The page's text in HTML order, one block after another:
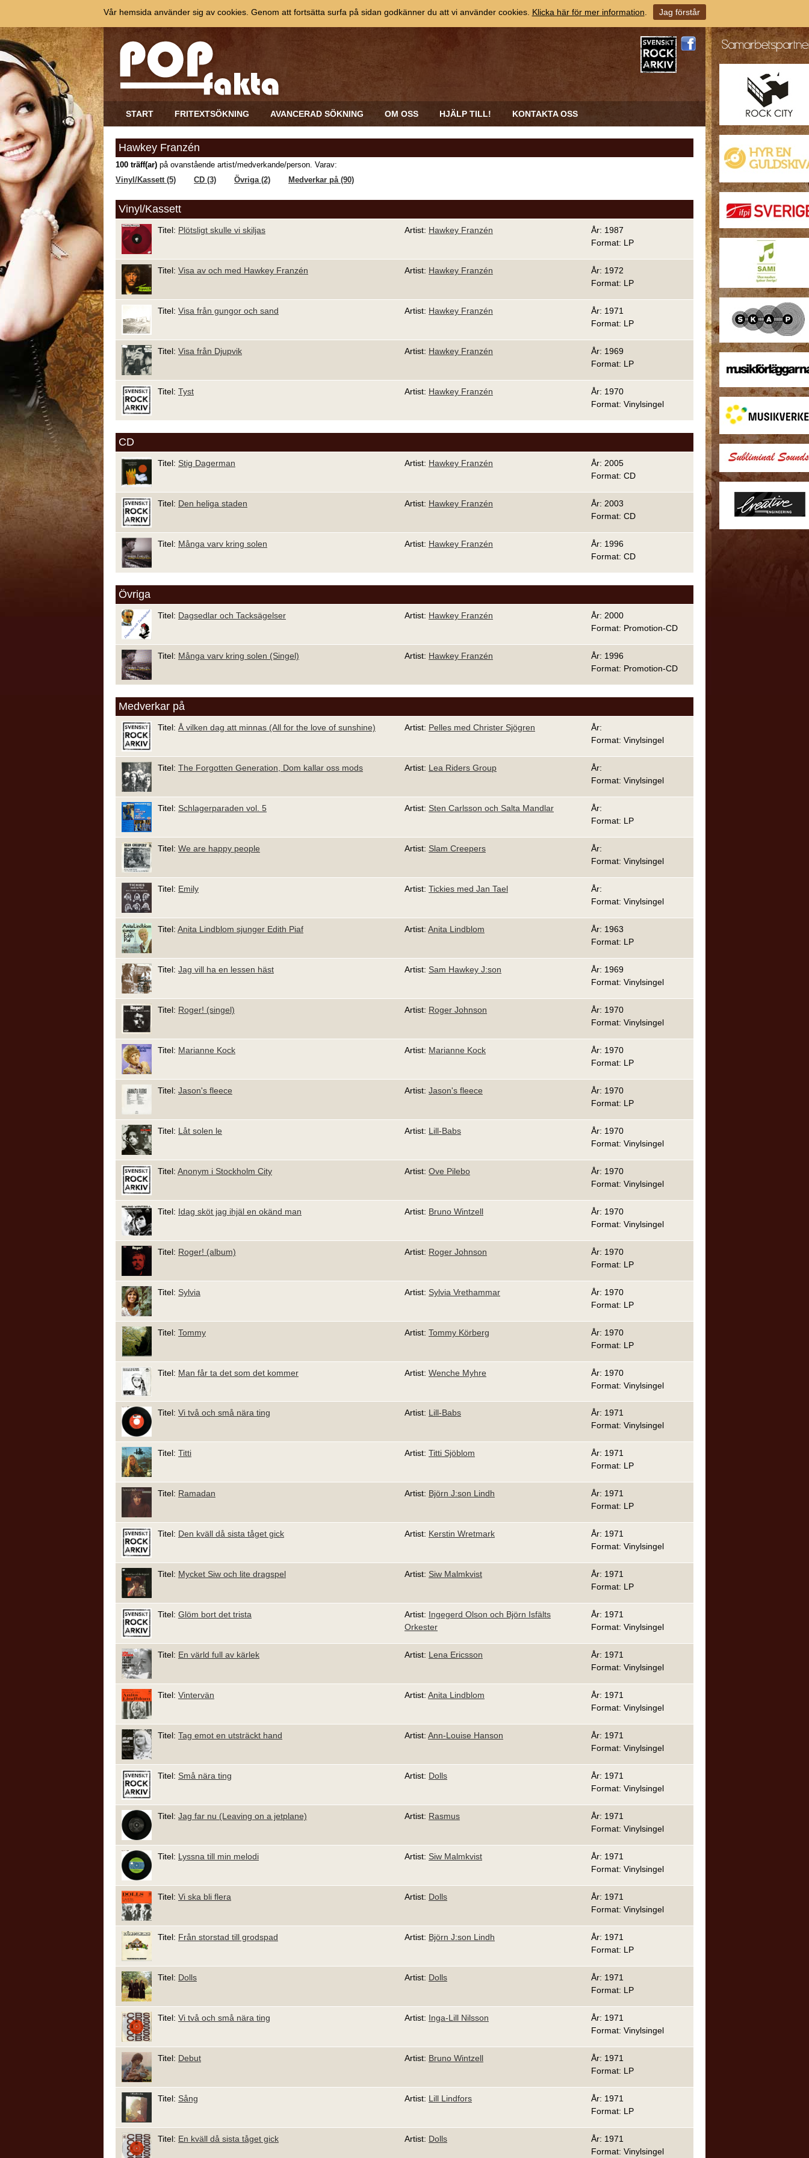
START FRITEXTSÖKNING AVANCERAD SÖKNING OM OSS HJÄLP TILL! KONTAKTA OSS
Hawkey Franzén
100 träff(ar) på ovanstående artist/medverkande/person. Varav:
Vinyl/Kassett (5)
CD (3) Övriga (2) Medverkar på (90)
Vinyl/Kassett
Titel: Plötsligt skulle vi skiljas Artist: Hawkey Franzén
År: 1987
Format: LP
Titel: Visa av och med Hawkey Franzén Artist: Hawkey Franzén
År: 1972
Format: LP
Titel: Visa från gungor och sand Artist: Hawkey Franzén
År: 1971
Format: LP
Titel: Visa från Djupvik Artist: Hawkey Franzén
År: 1969
Format: LP
Titel: Tyst Artist: Hawkey Franzén
År: 1970
Format: Vinylsingel
CD
Titel: Stig Dagerman Artist: Hawkey Franzén
År: 2005
Format: CD
Titel: Den heliga staden Artist: Hawkey Franzén
År: 2003
Format: CD
Titel: Många varv kring solen Artist: Hawkey Franzén
År: 1996
Format: CD
Övriga
Titel: Dagsedlar och Tacksägelser Artist: Hawkey Franzén
År: 2000
Format: Promotion-CD
Titel: Många varv kring solen (Singel) Artist: Hawkey Franzén
År: 1996
Format: Promotion-CD
Medverkar på
Titel: Å vilken dag att minnas (All for the love of sunshine) Artist: Pelles med Christer Sjögren
År:
Format: Vinylsingel
Titel: The Forgotten Generation, Dom kallar oss mods Artist: Lea Riders Group
År:
Format: Vinylsingel
Titel: Schlagerparaden vol. 5 Artist: Sten Carlsson och Salta Mandlar
År:
Format: LP
Titel: We are happy people Artist: Slam Creepers
År:
Format: Vinylsingel
Titel: Emily Artist: Tickies med Jan Tael
År:
Format: Vinylsingel
Titel: Anita Lindblom sjunger Edith Piaf Artist: Anita Lindblom
År: 1963
Format: LP
Titel: Jag vill ha en lessen häst Artist: Sam Hawkey J:son
År: 1969
Format: Vinylsingel
Titel: Roger! (singel) Artist: Roger Johnson
År: 1970
Format: Vinylsingel
Titel: Marianne Kock Artist: Marianne Kock
År: 1970
Format: LP
Titel: Jason's fleece Artist: Jason's fleece
År: 1970
Format: LP
Titel: Låt solen le Artist: Lill-Babs
År: 1970
Format: Vinylsingel
Titel: Anonym i Stockholm City Artist: Ove Pilebo
År: 1970
Format: Vinylsingel
Titel: Idag sköt jag ihjäl en okänd man Artist: Bruno Wintzell
År: 1970
Format: Vinylsingel
Titel: Roger! (album) Artist: Roger Johnson
År: 1970
Format: LP
Titel: Sylvia Artist: Sylvia Vrethammar
År: 1970
Format: LP
Titel: Tommy Artist: Tommy Körberg
År: 1970
Format: LP
Titel: Man får ta det som det kommer Artist: Wenche Myhre
År: 1970
Format: Vinylsingel
Titel: Vi två och små nära ting Artist: Lill-Babs
År: 1971
Format: Vinylsingel
Titel: Titti Artist: Titti Sjöblom
År: 1971
Format: LP
Titel: Ramadan Artist: Björn J:son Lindh
År: 1971
Format: LP
Titel: Den kväll då sista tåget gick Artist: Kerstin Wretmark
År: 1971
Format: Vinylsingel
Titel: Mycket Siw och lite dragspel Artist: Siw Malmkvist
År: 1971
Format: LP
Titel: Glöm bort det trista Artist: Ingegerd Olson och Björn Isfälts
Orkester
År: 1971
Format: Vinylsingel
Titel: En värld full av kärlek Artist: Lena Ericsson
År: 1971
Format: Vinylsingel
Titel: Vintervän Artist: Anita Lindblom
År: 1971
Format: Vinylsingel
Titel: Tag emot en utsträckt hand Artist: Ann-Louise Hanson
År: 1971
Format: Vinylsingel
Titel: Små nära ting Artist: Dolls
År: 1971
Format: Vinylsingel
Titel: Jag far nu (Leaving on a jetplane) Artist: Rasmus
År: 1971
Format: Vinylsingel
Titel: Lyssna till min melodi Artist: Siw Malmkvist
År: 1971
Format: Vinylsingel
Titel: Vi ska bli flera Artist: Dolls
År: 1971
Format: Vinylsingel
Titel: Från storstad till grodspad Artist: Björn J:son Lindh
År: 1971
Format: LP
Titel: Dolls Artist: Dolls
År: 1971
Format: LP
Titel: Vi två och små nära ting Artist: Inga-Lill Nilsson
År: 1971
Format: Vinylsingel
Titel: Debut Artist: Bruno Wintzell
År: 1971
Format: LP
Titel: Sång Artist: Lill Lindfors
År: 1971
Format: LP
Titel: En kväll då sista tåget gick Artist: Dolls
År: 1971
Format: Vinylsingel
Vår hemsida använder sig av cookies. Genom att fortsätta surfa på sidan godkänner du att vi använder cookies. Klicka här för mer information Jag förstår